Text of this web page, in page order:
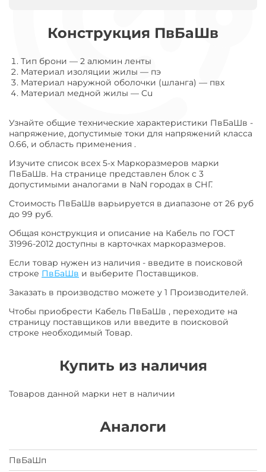
Конструкция ПвБаШв
Тип брони — 2 алюмин ленты
Материал изоляции жилы — пэ
Материал наружной оболочки (шланга) — пвх
Материал медной жилы — Cu
Узнайте общие технические характеристики ПвБаШв -
напряжение, допустимые токи для напряжений класса
0.66, и область применения .
Изучите список всех 5-х Маркоразмеров марки
ПвБаШв. На странице представлен блок с 3
допустимыми аналогами в NaN городах в СНГ.
Стоимость ПвБаШв варьируется в диапазоне от 26 руб
до 99 руб.
Общая конструкция и описание на Кабель по ГОСТ
31996-2012 доступны в карточках маркоразмеров.
Если товар нужен из наличия - введите в поисковой
строке ПвБаШв и выберите Поставщиков.
Заказать в производство можете у 1 Производителей.
Чтобы приобрести Кабель ПвБаШв , переходите на
страницу поставщиков или введите в поисковой
строке необходимый Товар.
Купить из наличия
Товаров данной марки нет в наличии
Аналоги
ПвБаШп